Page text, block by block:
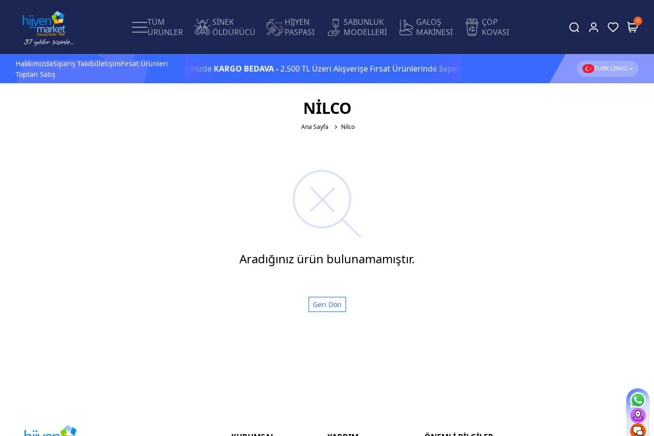
TÜM
ÜRÜNLER
SİNEK
ÖLDÜRÜCÜ
HİJYEN
PASPASI
SABUNLUK
MODELLERİ
GALOŞ
MAKİNESİ
ÇÖP
KOVASI
0
HakkımızdaSipariş TakibiİletişimFırsat Ürünleri
Toptan Satış
1.500 TL ve üzeri alışverişlerinizdeKARGO BEDAVA -2.500 TL Üzeri Alışverişe Fırsat Ürünlerinde Sepette 1.500 TL ve üzeri
TÜRK LİRASI
NILCO
Ana Sayfa Nilco
Aradığınız ürün bulunamamıştır.
Geri Dön